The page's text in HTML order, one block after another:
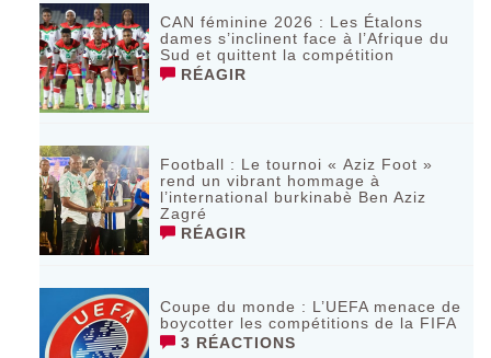
CAN féminine 2026 : Les Étalons
dames s’inclinent face à l’Afrique du
Sud et quittent la compétition
RÉAGIR
Football : Le tournoi « Aziz Foot »
rend un vibrant hommage à
l’international burkinabè Ben Aziz
Zagré
RÉAGIR
Coupe du monde : L’UEFA menace de
boycotter les compétitions de la FIFA
3 RÉACTIONS